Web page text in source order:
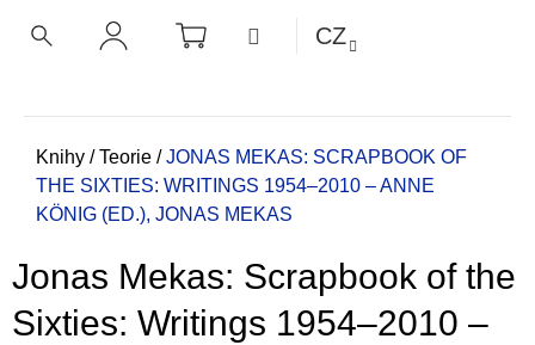
NÁKUPNÍ
KOŠÍK MENUCZ
Domů
Knihy / Teorie / JONAS MEKAS: SCRAPBOOK OF
THE SIXTIES: WRITINGS 1954–2010 – ANNE
KÖNIG (ED.), JONAS MEKAS
Jonas Mekas: Scrapbook of the
Sixties: Writings 1954–2010 –
ZPĚT
ZPĚT
o
o
ř
e